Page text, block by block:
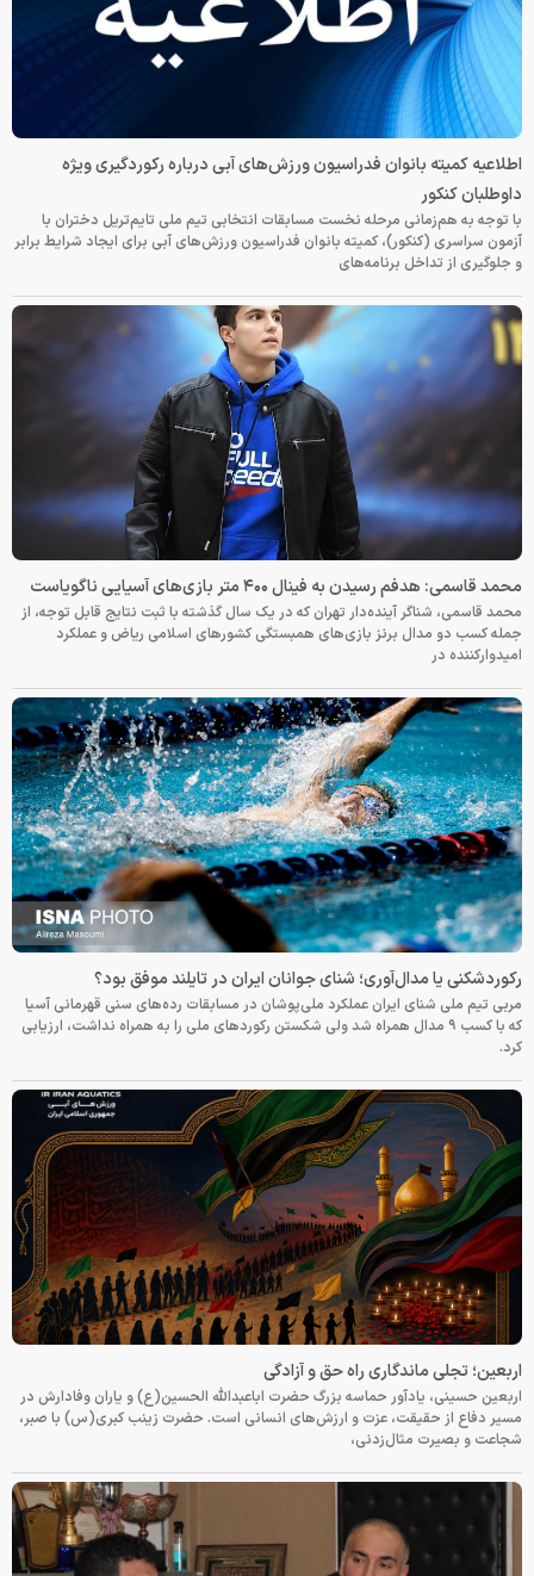
اطلاعیه کمیته بانوان فدراسیون ورزش‌های آبی درباره رکوردگیری ویژه
داوطلبان کنکور
با توجه به هم‌زمانی مرحله نخست مسابقات انتخابی تیم ملی تایم‌تریل دختران با
آزمون سراسری (کنکور)، کمیته بانوان فدراسیون ورزش‌های آبی برای ایجاد شرایط برابر
و جلوگیری از تداخل برنامه‌های
محمد قاسمی: هدفم رسیدن به فینال ۴۰۰ متر بازی‌های آسیایی ناگویاست
محمد قاسمی، شناگر آینده‌دار تهران که در یک سال گذشته با ثبت نتایج قابل توجه، از
جمله کسب دو مدال برنز بازی‌های همبستگی کشورهای اسلامی ریاض و عملکرد
امیدوارکننده در
رکوردشکنی یا مدال‌آوری؛ شنای جوانان ایران در تایلند موفق بود؟
مربی تیم ملی شنای ایران عملکرد ملی‌پوشان در مسابقات رده‌های سنی قهرمانی آسیا
که با کسب ۹ مدال همراه شد ولی شکستن رکوردهای ملی را به همراه نداشت، ارزیابی
کرد.
اربعین؛ تجلی ماندگاری راه حق و آزادگی
اربعین حسینی، یادآور حماسه بزرگ حضرت اباعبدالله الحسین(ع) و یاران وفادارش در
مسیر دفاع از حقیقت، عزت و ارزش‌های انسانی است. حضرت زینب کبری(س) با صبر،
شجاعت و بصیرت مثال‌زدنی،